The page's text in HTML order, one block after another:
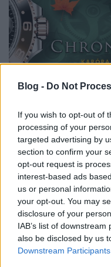
Blog - Do Not
If you wish to opt-out of
processing of your
targeted advertising by
section to confirm your
opt-out request is
interest-based ads
us or personal
your opt-out. You may
disclosure of your
IAB’s list of
also be disclosed by us
Downstream Participants
chronomeeting blog•2019.
2019. szeptember
Hotel dísztermében
12. ChronoMeeting
SZÁMÁRA: 10:00
érdekel az időmérő
vásárlás előtt állsz?
itthon…